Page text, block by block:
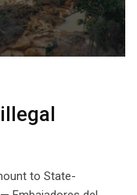
to State-